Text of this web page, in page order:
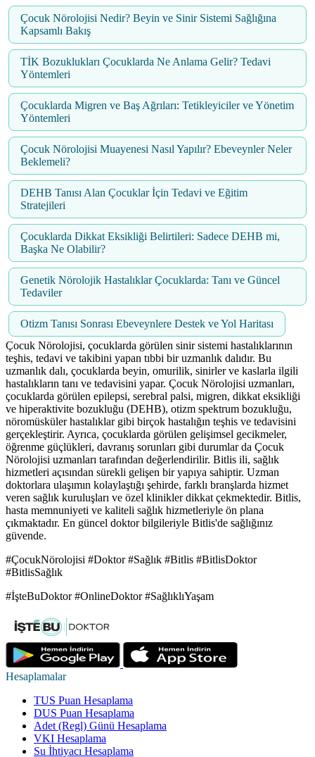
Çocuk Nörolojisi Nedir? Beyin ve Sinir Sistemi Sağlığına
Kapsamlı Bakış
TİK Bozuklukları Çocuklarda Ne Anlama Gelir? Tedavi
Yöntemleri
Çocuklarda Migren ve Baş Ağrıları: Tetikleyiciler ve Yönetim
Yöntemleri
Çocuk Nörolojisi Muayenesi Nasıl Yapılır? Ebeveynler Neler
Beklemeli?
DEHB Tanısı Alan Çocuklar İçin Tedavi ve Eğitim
Stratejileri
Çocuklarda Dikkat Eksikliği Belirtileri: Sadece DEHB mi,
Başka Ne Olabilir?
Genetik Nörolojik Hastalıklar Çocuklarda: Tanı ve Güncel
Tedaviler
Otizm Tanısı Sonrası Ebeveynlere Destek ve Yol Haritası
Çocuk Nörolojisi, çocuklarda görülen sinir sistemi hastalıklarının
teşhis, tedavi ve takibini yapan tıbbi bir uzmanlık dalıdır. Bu
uzmanlık dalı, çocuklarda beyin, omurilik, sinirler ve kaslarla ilgili
hastalıkların tanı ve tedavisini yapar. Çocuk Nörolojisi uzmanları,
çocuklarda görülen epilepsi, serebral palsi, migren, dikkat eksikliği
ve hiperaktivite bozukluğu (DEHB), otizm spektrum bozukluğu,
nöromüsküler hastalıklar gibi birçok hastalığın teşhis ve tedavisini
gerçekleştirir. Ayrıca, çocuklarda görülen gelişimsel gecikmeler,
öğrenme güçlükleri, davranış sorunları gibi durumlar da Çocuk
Nörolojisi uzmanları tarafından değerlendirilir. Bitlis ili, sağlık
hizmetleri açısından sürekli gelişen bir yapıya sahiptir. Uzman
doktorlara ulaşımın kolaylaştığı şehirde, farklı branşlarda hizmet
veren sağlık kuruluşları ve özel klinikler dikkat çekmektedir. Bitlis,
hasta memnuniyeti ve kaliteli sağlık hizmetleriyle ön plana
çıkmaktadır. En güncel doktor bilgileriyle Bitlis'de sağlığınız
güvende.
#ÇocukNörolojisi #Doktor #Sağlık #Bitlis #BitlisDoktor
#BitlisSağlık
#İşteBuDoktor #OnlineDoktor #SağlıklıYaşam
Hesaplamalar
TUS Puan Hesaplama
DUS Puan Hesaplama
Adet (Regl) Günü Hesaplama
VKI Hesaplama
Su İhtiyacı Hesaplama